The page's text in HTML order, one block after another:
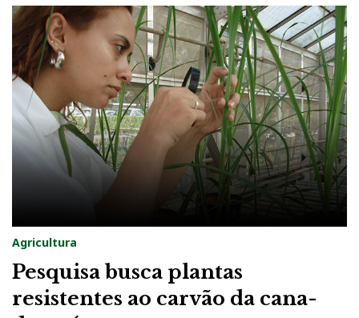
T
a
g
:
A
g
r
u
l
t
u
Agricultura
Pesquisa busca plantas
resistentes ao carvão da cana-